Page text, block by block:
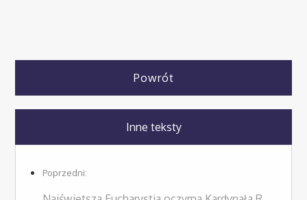
Powrót
Inne teksty
Poprzedni: